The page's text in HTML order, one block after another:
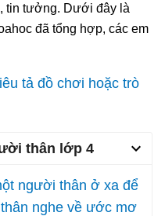
tin tưởng. Dưới đây là
đã tổng hợp, các em
tả đồ chơi hoặc trò
thân lớp 4
người thân ở xa để
nghe về ước mơ